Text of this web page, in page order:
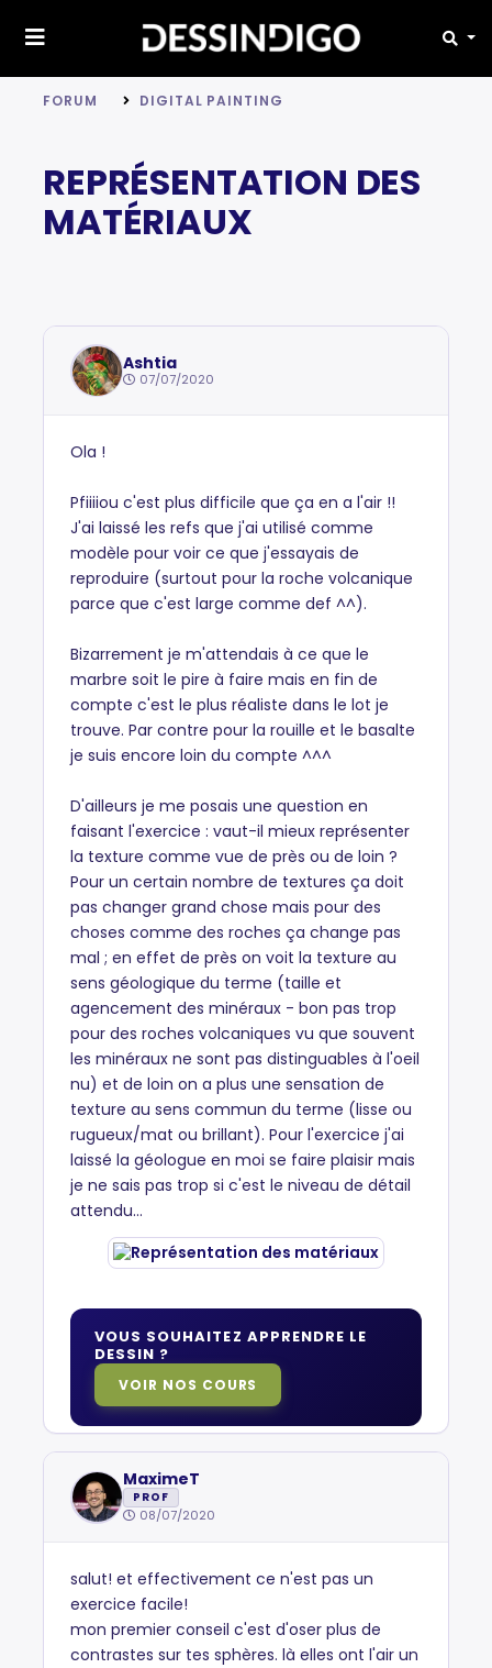
FORUM DIGITAL PAINTING
REPRÉSENTATION DES
MATÉRIAUX
Ashtia
07/07/2020
Ola !
Pfiiiiou c'est plus difficile que ça en a l'air !!
J'ai laissé les refs que j'ai utilisé comme
modèle pour voir ce que j'essayais de
reproduire (surtout pour la roche volcanique
parce que c'est large comme def ^^).
Bizarrement je m'attendais à ce que le
marbre soit le pire à faire mais en fin de
compte c'est le plus réaliste dans le lot je
trouve. Par contre pour la rouille et le basalte
je suis encore loin du compte ^^^
D'ailleurs je me posais une question en
faisant l'exercice : vaut-il mieux représenter
la texture comme vue de près ou de loin ?
Pour un certain nombre de textures ça doit
pas changer grand chose mais pour des
choses comme des roches ça change pas
mal ; en effet de près on voit la texture au
sens géologique du terme (taille et
agencement des minéraux - bon pas trop
pour des roches volcaniques vu que souvent
les minéraux ne sont pas distinguables à l'oeil
nu) et de loin on a plus une sensation de
texture au sens commun du terme (lisse ou
rugueux/mat ou brillant). Pour l'exercice j'ai
laissé la géologue en moi se faire plaisir mais
je ne sais pas trop si c'est le niveau de détail
attendu...
VOUS SOUHAITEZ APPRENDRE LE
DESSIN ?
VOIR NOS COURS
MaximeT
PROF
08/07/2020
salut! et effectivement ce n'est pas un
exercice facile!
mon premier conseil c'est d'oser plus de
contrastes sur tes sphères. là elles ont l'air un